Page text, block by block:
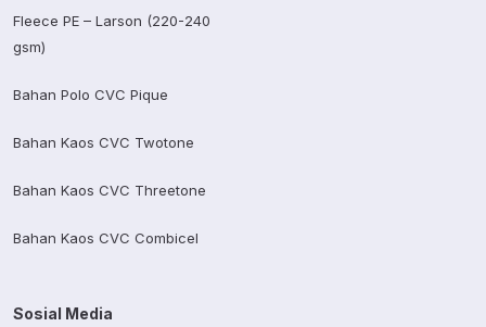
Fleece PE – Larson (220-240
gsm)
Bahan Polo CVC Pique
Bahan Kaos CVC Twotone
Bahan Kaos CVC Threetone
Bahan Kaos CVC Combicel
Sosial Media